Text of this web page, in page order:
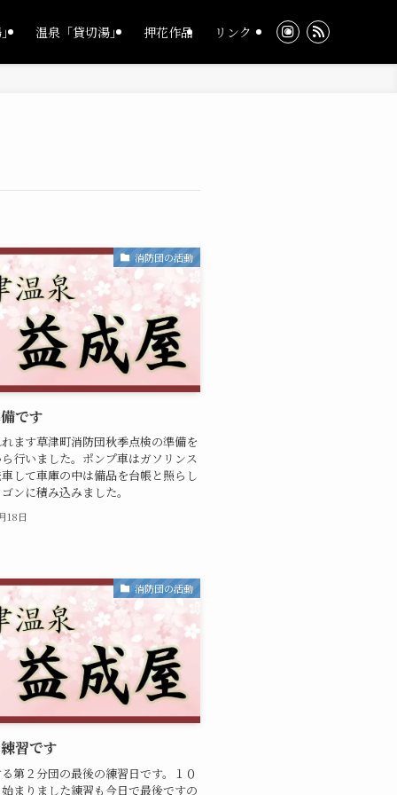
温泉「貸切湯」 押花作品 リンク
消防団の活動
です
ます草津町消防団秋季点検の準備を
行いました。ポンプ車はガソリンス
して車庫の中は備品を台帳と照らし
ンに積み込みました。
18日
消防団の活動
習です
第２分団の最後の練習日です。１０
まりました練習も今日で最後ですの